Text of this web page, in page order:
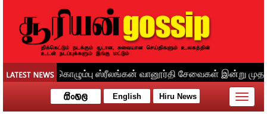
English Hiru News
Toggle